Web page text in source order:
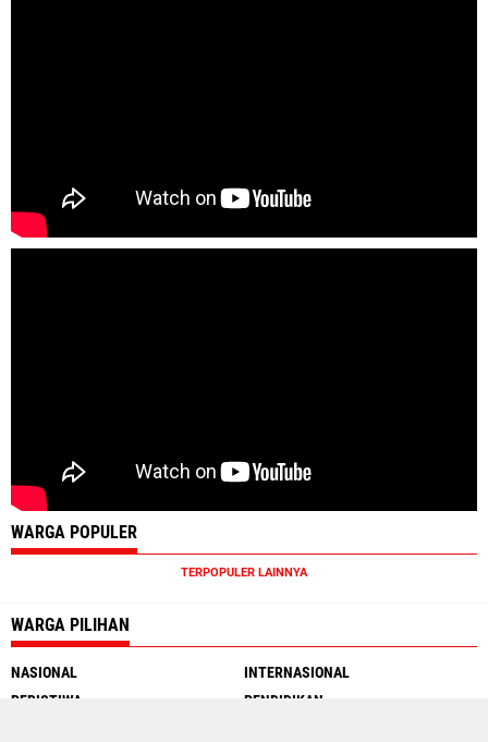
WARGA POPULER
TERPOPULER LAINNYA
WARGA PILIHAN
NASIONAL
INTERNASIONAL
PERISTIWA
PENDIDIKAN